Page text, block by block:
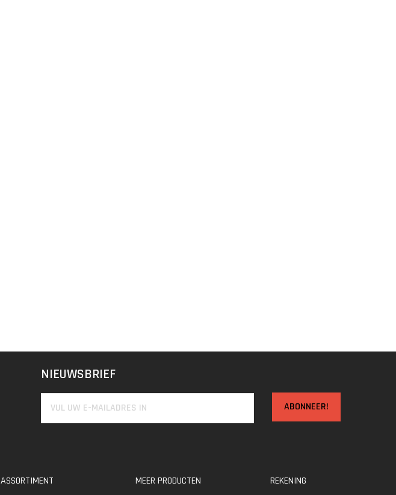
NIEUWSBRIEF
ABONNEER!
ASSORTIMENT MEER PRODUCTEN REKENING